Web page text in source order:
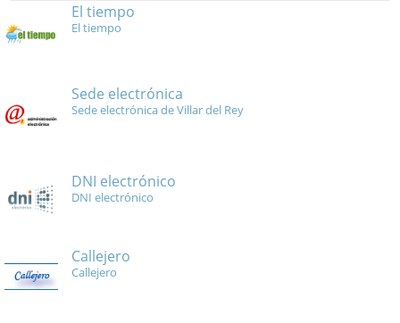
El tiempo
El tiempo
Sede electrónica
Sede electrónica de Villar del Rey
DNI electrónico
DNI electrónico
Callejero
Callejero